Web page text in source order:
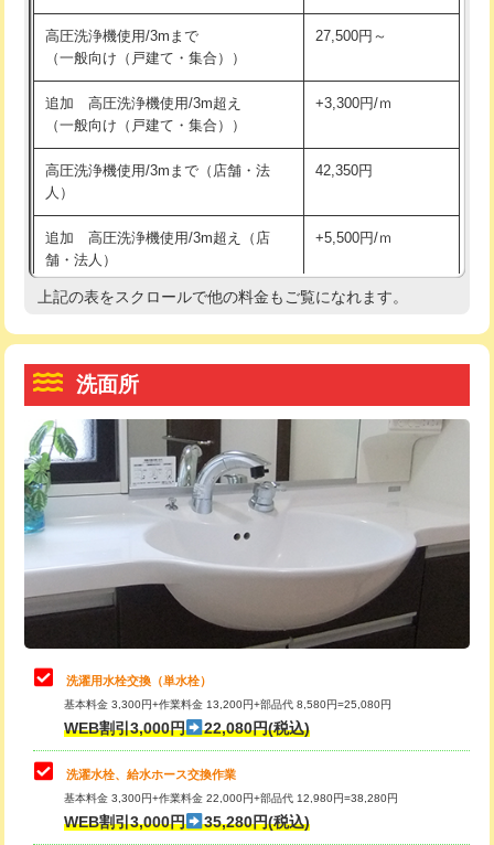
マス交換（深さ50㎝未満）
マス交換（深さ50㎝以上） 66,000円
コンクリート斫り（厚さ10㎝まで）
コンクリート斫り（厚さ10㎝超え）
モルタル補修（厚さ10㎝まで） 27,500円
モルタル補修（厚さ10㎝超え） 38,500円
洗面台設置 38,500円
追加人工
廃棄・処分 現場見積
※給水管工事は20mmまでの価格です。
持込商品取付（単水栓）
持込商品取付（混合水栓） 16,500円
給水管工事※（ホール加工)
給水管工事※（バンド止め) 3,300円
給水管工事※（支持金具設置) 5,500円
給水管工事※（保温材使用（バンド止
め込み）)
5,500円
給水管工事※（土の掘削・埋め戻し作
業)
11,000円
給水管工事※（塩ビ管（VP・HI）使
用/3ｍまで)
33,000円
給水管工事※（塩ビ管（VP・HI）使
用（追加）/3ｍ超え)
給水管工事※（ライニング鋼管・銅
管・ポリ管・HT管使用/3ｍまで)
44,000円
給水管工事※（ライニング鋼管・銅
管・ポリ管・HT管使用/3ｍ超え)
排水管工事（土の掘削・埋め戻し作
業）
排水管工事（排水管工事/3ｍまで） 55,000円
高圧洗浄機使用/3mまで
（一般向け（戸建て・集合））
27,500円～
追加 高圧洗浄機使用/3m超え
（一般向け（戸建て・集合））
+3,300円/ｍ
高圧洗浄機使用/3mまで（店舗・法
人）
42,350円
追加 高圧洗浄機使用/3m超え（店
舗・法人）
+5,500円/ｍ
高度高圧洗浄換 現地調査
トーラー機使用/3mまで
追加トーラー機使用/3m超え +3,300円
カメラ調査 33,000円
桝清掃
止水・漏水調査・防水処理・清掃・修
理・調整・分解・加工など（軽作業）
11,000円
止水・漏水調査・防水処理・清掃・修
理・調整・分解・加工など（中作業）
22,000円
止水・漏水調査・防水処理・清掃・修
理・調整・分解・加工など（重作業）
33,000円
キッチンタンク脱着
その他部品の脱着
上記の表をスクロールで他の料金もご覧になれます。
洗面所
洗濯用水栓交換（単水栓）
基本料金 3,300円+作業料金 13,200円+部品代 8,580円=25,080円
WEB割引3,000円 22,080円(税込)
洗濯水栓、給水ホース交換作業
基本料金 3,300円+作業料金 22,000円+部品代 12,980円=38,280円
WEB割引3,000円 35,280円(税込)